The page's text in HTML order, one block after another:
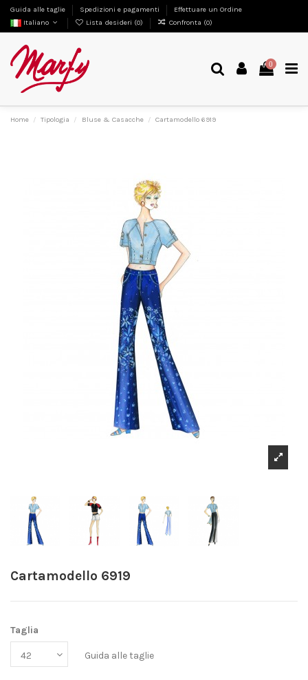
Guida alle taglie Spedizioni e pagamenti
Effettuare un Ordine
Italiano
Lista desideri (0) Confronta (0)
0
Home Tipologia Bluse & Casacche Cartamodello 6919
Cartamodello 6919
Taglia
Guida alle taglie